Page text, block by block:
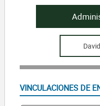
VINCULACIONES DE